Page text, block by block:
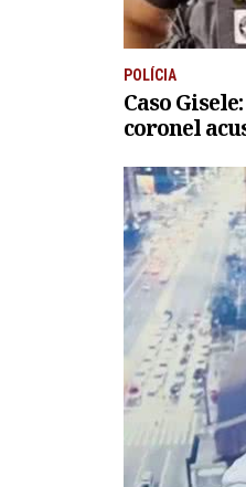
POLÍCIA
Caso
coronel